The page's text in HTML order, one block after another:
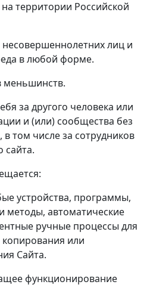
территории Российской
лиц и
в любой форме.
меньшинств.
за другого человека или
и (или) сообщества без
том числе за сотрудников
сайта.
устройства, программы,
методы, автоматические
ручные процессы для
или
Сайта.
функционирование